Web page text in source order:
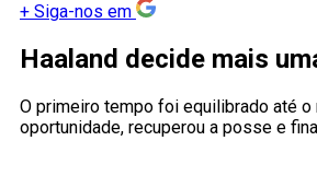
+ Siga-nos em
Haaland decide mais
O primeiro tempo foi equilibrado até o
oportunidade, recuperou a posse e